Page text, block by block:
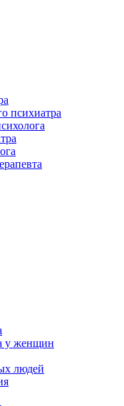
психиатра
у женщин
людей